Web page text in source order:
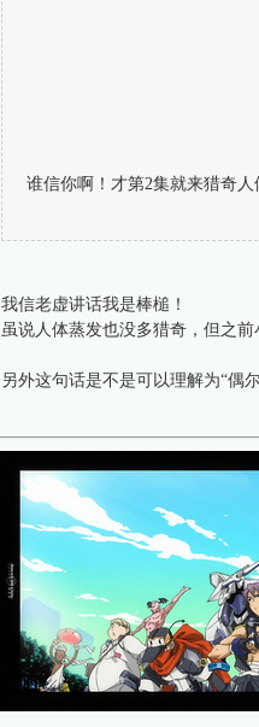
谁信你啊！才第2集就来猎奇
我信老虚讲话我是棒槌！
虽说人体蒸发也没多猎奇，但之
另外这句话是不是可以理解为“偶